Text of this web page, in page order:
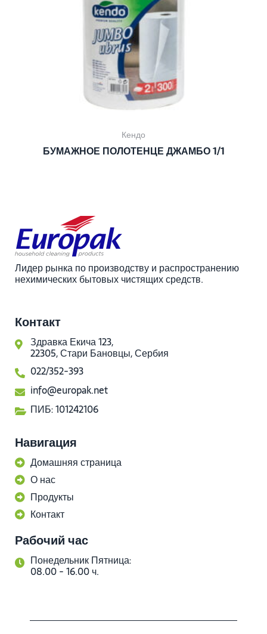
Кендо
БУМАЖНОЕ ПОЛОТЕНЦЕ ДЖАМБО 1/1
Лидер рынка по производству и распространению
нехимических бытовых чистящих средств.
Контакт
Здравка Екича 123,
22305, Стари Бановцы, Сербия
022/352-393
info@europak.net
ПИБ: 101242106
Навигация
Домашняя страница
О нас
Продукты
Контакт
Рабочий час
Понедельник Пятница:
08.00 - 16.00 ч.